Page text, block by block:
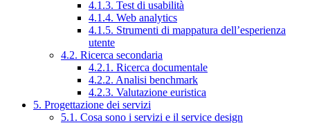
4.1.3. Test di usabilità
4.1.4. Web analytics
4.1.5. Strumenti di mappatura dell’esperienza
utente
4.2. Ricerca secondaria
4.2.1. Ricerca documentale
4.2.2. Analisi benchmark
4.2.3. Valutazione euristica
5. Progettazione dei servizi
5.1. Cosa sono i servizi e il service design